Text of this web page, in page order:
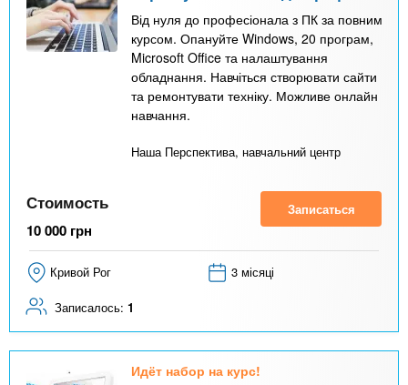
Від нуля до професіонала з ПК за повним
курсом. Опануйте Windows, 20 програм,
Microsoft Office та налаштування
обладнання. Навчіться створювати сайти
та ремонтувати техніку. Можливе онлайн
навчання.
Наша Перспектива, навчальний центр
Стоимость
10 000 грн
Записаться
Кривой Рог 3 місяці
Записалось: 1
Идёт набор на курс!